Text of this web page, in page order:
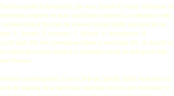
escortă îl semnează, din nou, Sanda Cordoş: Preţuiesc la
analizei de text, claritatea expresivă a limbajului critic.
rară şi (tocmai de aceea) remarcabilă: plecând de la
E. Junger, E. Ionescu, C. Milosz, V. Voiculescu, M.
(anii 40) din convulsiva istorie a secolului XX, să aducă la
totodată acesta rămâne o strategie unică de refugiu în faţa
literare.
contemporan, Casa Cărţii de Ştiinţă, 2008. Autoarea îşi
de datoria de a identifica reperele istorice ale chestiunii şi